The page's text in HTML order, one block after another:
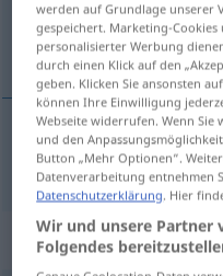
глупав, тъп
глупав,тъп dumm
werden auf Grundlage unserer
gespeichert. Marketing-
personalisierter Werbung
durch einen Klick auf den
geben. Klicken Sie ansonsten
können Ihre Einwilligung
Webseite widerrufen. Wenn
und den
Button „Mehr Optionen“.
Datenverarbeitung entnehmen
Datenschutzerklärung . Hier
Wir und unsere Partner
Folgendes